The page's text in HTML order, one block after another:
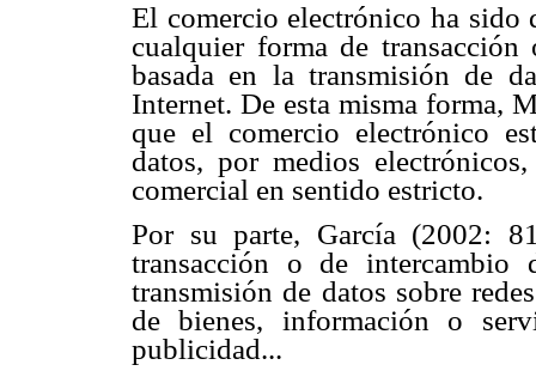
El comercio electrónico ha
cualquier forma de
basada en la transmisión de
Internet. De esta misma forma,
que el comercio electrónico
datos, por medios
comercial en sentido estricto.
Por su parte, García (2002:
transacción o de intercambio
transmisión de datos sobre
de bienes, información o
publicidad...